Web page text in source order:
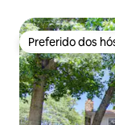
Preferido dos
Preferido dos